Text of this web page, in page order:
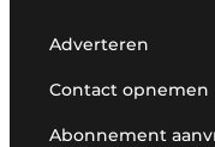
Adverteren
Contact opnemen
Abonnement